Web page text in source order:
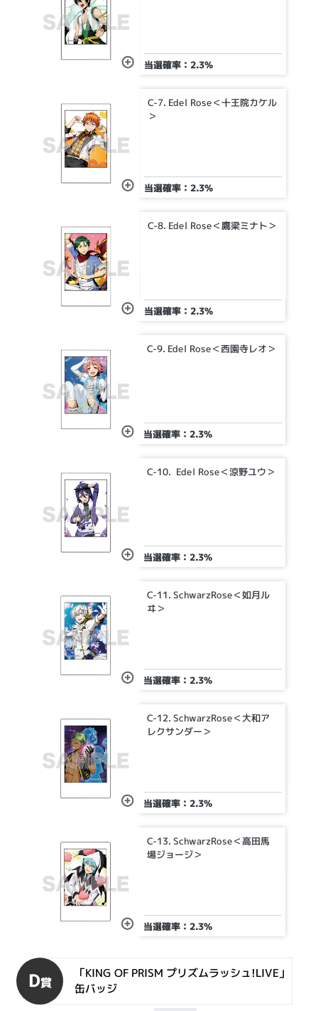
当選確率：2.3%
当選確率：2.3%
C-7. Edel Rose＜十王院カケル
＞
当選確率：2.3%
C-8. Edel Rose＜鷹梁ミナト＞
当選確率：2.3%
C-9. Edel Rose＜西園寺レオ＞
当選確率：2.3%
C-10. Edel Rose＜涼野ユウ＞
当選確率：2.3%
C-11. SchwarzRose＜如月ル
ヰ＞
当選確率：2.3%
C-12. SchwarzRose＜大和ア
レクサンダー＞
当選確率：2.3%
C-13. SchwarzRose＜高田馬
場ジョージ＞
D賞
「KING OF PRISM プリズムラッシュ!LIVE」
缶バッジ